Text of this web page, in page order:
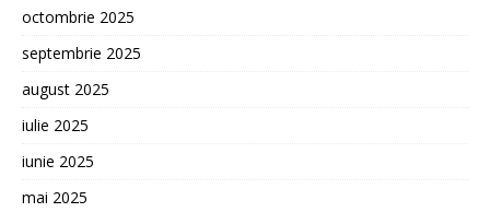
octombrie 2025
septembrie 2025
august 2025
iulie 2025
iunie 2025
mai 2025